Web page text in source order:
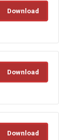
Download
Download
Download